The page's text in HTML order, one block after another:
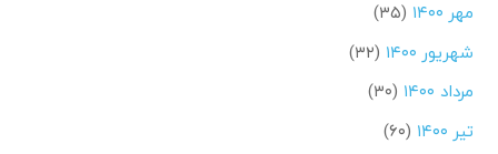
مهر ۱۴۰۰
(۳۵)
شهریور ۱۴۰۰
(۳۲)
مرداد ۱۴۰۰
(۳۰)
تیر ۱۴۰۰
(۶۰)